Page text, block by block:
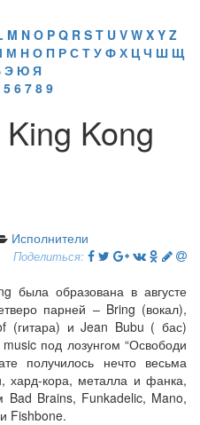
M N O P Q R S T U V W X Y Z
М Н О П Р С Т У Ф Х Ц Ч Ш Щ
Э Ю Я
5 6 7 8 9
Kong
Исполнители
Поделиться:
была образована в августе
парней – Bring (вокал),
(гитара) и Jean Bubu ( бас)
под лозунгом “Освободи
получилось нечто весьма
хард-кора, металла и фанка,
Bad Brains, Funkadelic, Mano,
Fishbone.